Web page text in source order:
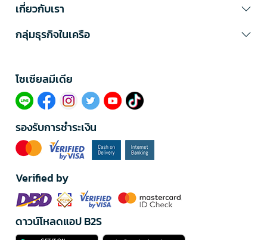
เกี่ยวกับเรา
กลุ่มธุรกิจในเครือ
โซเซียลมีเดีย​
รองรับการชำระเงิน
Verified by
ดาวน์โหลดแอป B2S